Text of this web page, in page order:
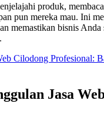
produk,
pun mereka mau. Ini
memastikan bisnis Anda
Cilodong Profesional:
Jasa